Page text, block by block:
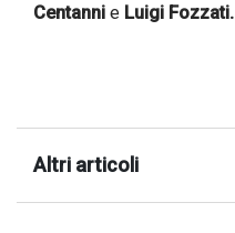
Centanni e Luigi Fozzati.
Altri articoli